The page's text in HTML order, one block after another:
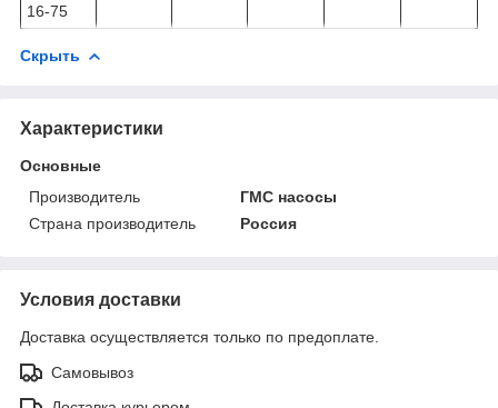
16-75
Скрыть
Характеристики
Основные
Производитель
ГМС насосы
Страна производитель
Россия
Условия доставки
Доставка осуществляется только по предоплате.
Самовывоз